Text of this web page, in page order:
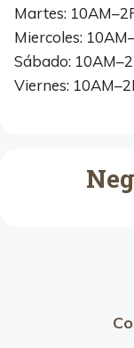
Martes:
Miercoles:
Sábado:
Viernes: